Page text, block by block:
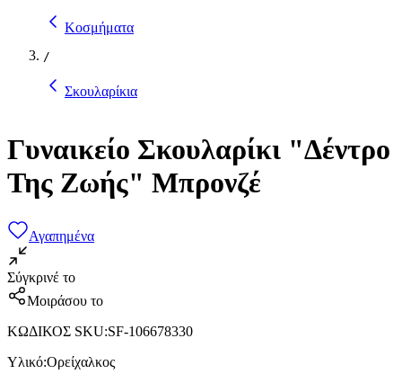
Κοσμήματα
/
Σκουλαρίκια
Γυναικείο Σκουλαρίκι "Δέντρο
Της Ζωής" Μπρονζέ
Αγαπημένα
Σύγκρινέ το
Μοιράσου το
ΚΩΔΙΚΟΣ SKU:SF-106678330
Υλικό:Ορείχαλκος